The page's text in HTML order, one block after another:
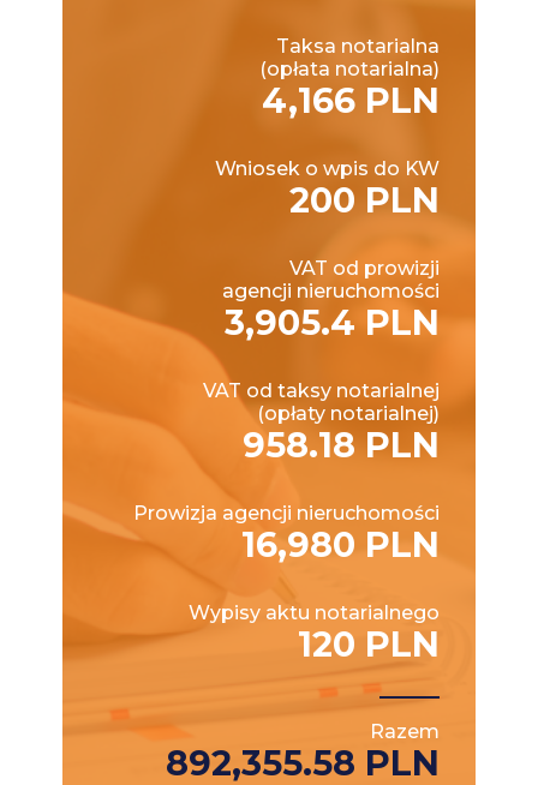
Taksa notarialna
(opłata notarialna)
4,166 PLN
Wniosek o wpis do KW
200 PLN
VAT od prowizji
agencji nieruchomości
3,905.4 PLN
VAT od taksy notarialnej
(opłaty notarialnej)
958.18 PLN
Prowizja agencji nieruchomości
16,980 PLN
Wypisy aktu notarialnego
120 PLN
Razem
892,355.58 PLN